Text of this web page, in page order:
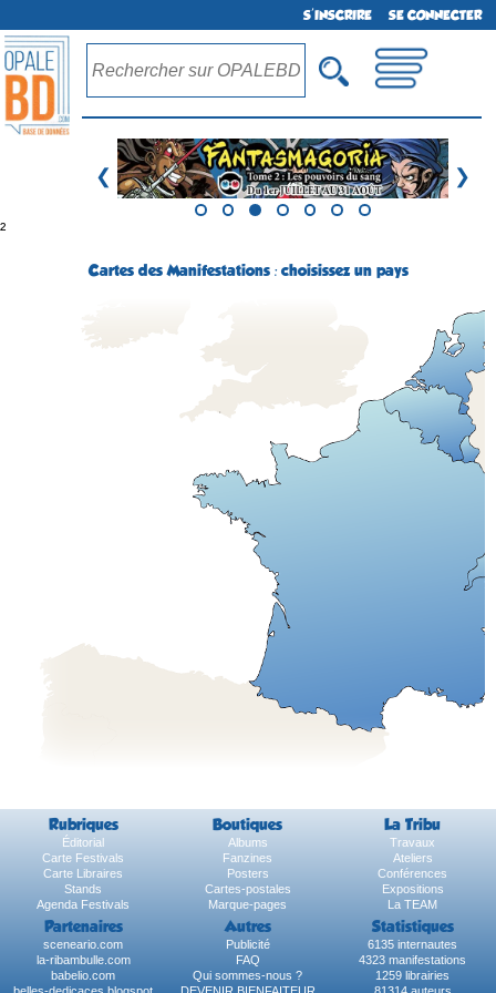
S'INSCRIRE SE CONNECTER
❮ ❯
²
Cartes des Manifestations : choisissez un pays
Rubriques Boutiques La Tribu
Éditorial Albums
Travaux
Carte Festivals
Fanzines
Ateliers
Carte Libraires
Posters
Conférences
Stands
Cartes-postales
Expositions
Agenda Festivals
Marque-pages La TEAM
Partenaires Autres Statistiques
sceneario.com Publicité
6135 internautes
la-ribambulle.com
FAQ
4323 manifestations
babelio.com
Qui sommes-nous ?
1259 librairies